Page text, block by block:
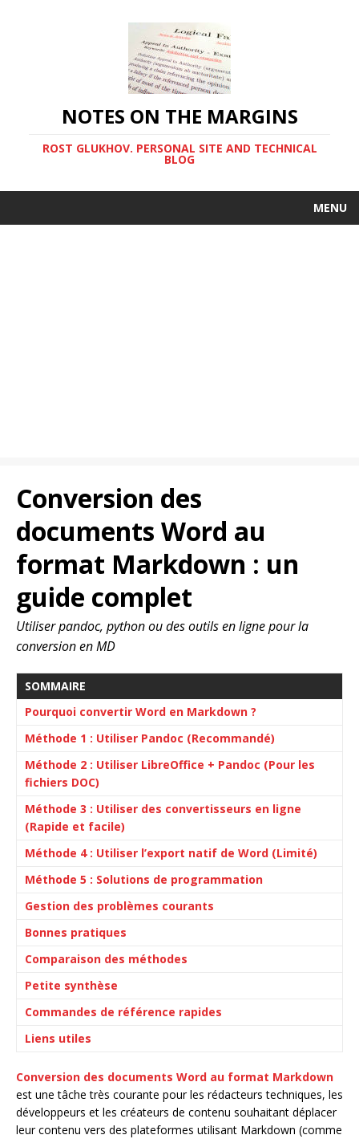
NOTES ON THE MARGINS
ROST GLUKHOV. PERSONAL SITE AND TECHNICAL
BLOG
MENU
Conversion des
documents Word au
format Markdown : un
guide complet
Utiliser pandoc, python ou des outils en ligne pour la
conversion en MD
SOMMAIRE
Pourquoi convertir Word en Markdown ?
Méthode 1 : Utiliser Pandoc (Recommandé)
Méthode 2 : Utiliser LibreOffice + Pandoc (Pour les
fichiers DOC)
Méthode 3 : Utiliser des convertisseurs en ligne
(Rapide et facile)
Méthode 4 : Utiliser l’export natif de Word (Limité)
Méthode 5 : Solutions de programmation
Gestion des problèmes courants
Bonnes pratiques
Comparaison des méthodes
Petite synthèse
Commandes de référence rapides
Liens utiles
Conversion des documents Word au format Markdown
est une tâche très courante pour les rédacteurs techniques, les
développeurs et les créateurs de contenu souhaitant déplacer
leur contenu vers des plateformes utilisant Markdown (comme